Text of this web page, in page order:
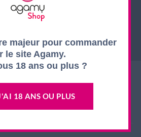
est exigée au moment de la vente en ligne.
est dangereux pour la santé, à
ART. L. 3342-1 et L. 3353-3
ventes
majeur pour commander
le site Agamy.
18 ans ou plus ?
18 ANS OU PLUS